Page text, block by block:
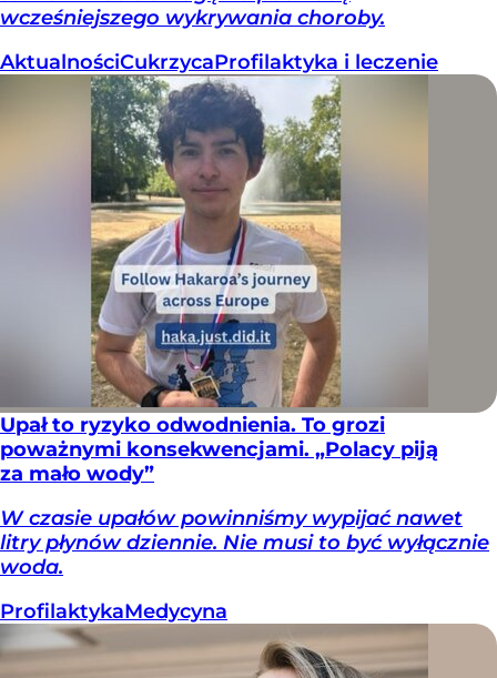
wcześniejszego wykrywania choroby.
AktualnościCukrzycaProfilaktyka i leczenie
Upał to ryzyko odwodnienia. To grozi
poważnymi konsekwencjami. „Polacy piją
za mało wody”
W czasie upałów powinniśmy wypijać nawet
litry płynów dziennie. Nie musi to być wyłącznie
woda.
ProfilaktykaMedycyna